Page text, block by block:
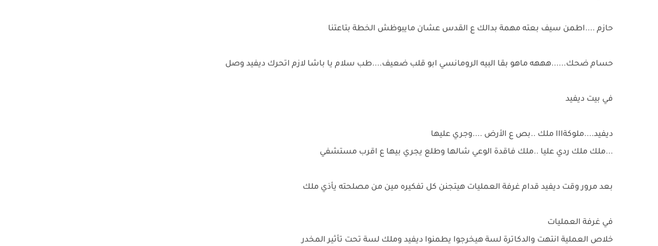
حازم ....اطمن سيف بعته مهمة بدالك ع القدس عشان مايبوظش الخطة بتاعتنا
حسام ضحك......هههه ماهو بقا البيه الرومانسي ابو قلب ضعيف....طب سلام يا باشا لازم اتحرك ديفيد وصل
في بيت ديفيد
ديفيد....ملوكةااا ملك ..بص ع الأرض ....وجري عليها
...ملك ملك ردي عليا ..ملك فاقدة الوعي شالها وطلع يجري بيها ع اقرب مستشفي
بعد مرور وقت ديفيد قدام غرفة العمليات هيتجنن كل تفكيره مين من مصلحته يأذي ملك
في غرفة العمليات
خلاص العملية انتهت والدكاترة لسة هيخرجوا يطمنوا ديفيد وملك لسة تحت تأثير المخدر